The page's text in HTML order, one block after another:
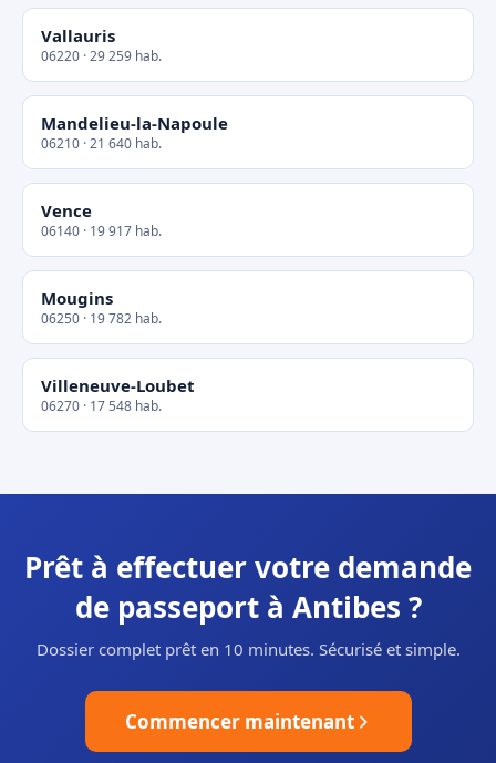
Vallauris
06220 · 29 259 hab.
Mandelieu-la-Napoule
06210 · 21 640 hab.
Vence
06140 · 19 917 hab.
Mougins
06250 · 19 782 hab.
Villeneuve-Loubet
06270 · 17 548 hab.
Prêt à effectuer votre demande
de passeport à Antibes ?
Dossier complet prêt en 10 minutes. Sécurisé et simple.
Commencer maintenant